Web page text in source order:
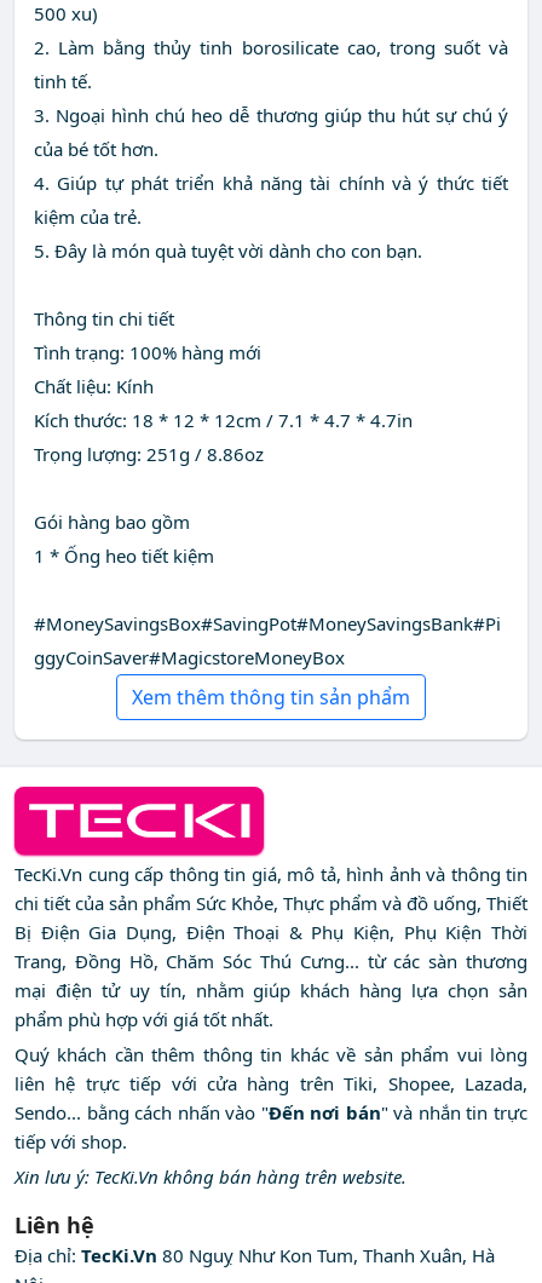
500 xu)
2. Làm bằng thủy tinh borosilicate cao, trong suốt và
tinh tế.
3. Ngoại hình chú heo dễ thương giúp thu hút sự chú ý
của bé tốt hơn.
4. Giúp tự phát triển khả năng tài chính và ý thức tiết
kiệm của trẻ.
5. Đây là món quà tuyệt vời dành cho con bạn.
Thông tin chi tiết
Tình trạng: 100% hàng mới
Chất liệu: Kính
Kích thước: 18 * 12 * 12cm / 7.1 * 4.7 * 4.7in
Trọng lượng: 251g / 8.86oz
Gói hàng bao gồm
1 * Ống heo tiết kiệm
#MoneySavingsBox#SavingPot#MoneySavingsBank#Pi
ggyCoinSaver#MagicstoreMoneyBox
Xem thêm thông tin sản phẩm
TecKi.Vn cung cấp thông tin giá, mô tả, hình ảnh và thông tin
chi tiết của sản phẩm Sức Khỏe, Thực phẩm và đồ uống, Thiết
Bị Điện Gia Dụng, Điện Thoại & Phụ Kiện, Phụ Kiện Thời
Trang, Đồng Hồ, Chăm Sóc Thú Cưng... từ các sàn thương
mại điện tử uy tín, nhằm giúp khách hàng lựa chọn sản
phẩm phù hợp với giá tốt nhất.
Quý khách cần thêm thông tin khác về sản phẩm vui lòng
liên hệ trực tiếp với cửa hàng trên Tiki, Shopee, Lazada,
Sendo... bằng cách nhấn vào "Đến nơi bán" và nhắn tin trực
tiếp với shop.
Xin lưu ý: TecKi.Vn không bán hàng trên website.
Liên hệ
Địa chỉ: TecKi.Vn 80 Nguỵ Như Kon Tum, Thanh Xuân, Hà